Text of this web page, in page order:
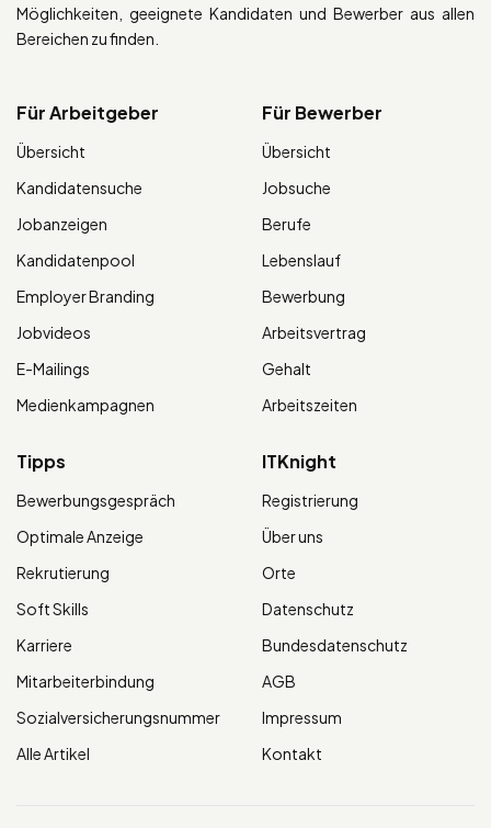
Möglichkeiten, geeignete Kandidaten und Bewerber aus allen
Bereichen zu finden.
Für Arbeitgeber
Übersicht
Kandidatensuche
Jobanzeigen
Kandidatenpool
Employer Branding
Jobvideos
E-Mailings
Medienkampagnen
Für Bewerber
Übersicht
Jobsuche
Berufe
Lebenslauf
Bewerbung
Arbeitsvertrag
Gehalt
Arbeitszeiten
Tipps
Bewerbungsgespräch
Optimale Anzeige
Rekrutierung
Soft Skills
Karriere
Mitarbeiterbindung
Sozialversicherungsnummer
Alle Artikel
ITKnight
Registrierung
Über uns
Orte
Datenschutz
Bundesdatenschutz
AGB
Impressum
Kontakt